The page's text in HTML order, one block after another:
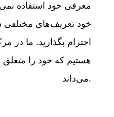
معرفی خود استفاده
خود تعریف‌های مختلفی
احترام بگذارید. ما در
هستیم که خود را متعلق
می‌داند.